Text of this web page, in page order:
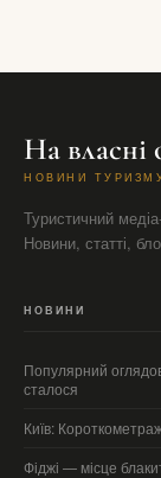
На власні
НОВИНИ
Туристичний
Новини, статті,
НОВИНИ
Популярний
сталося
Київ:
Фіджі — місце